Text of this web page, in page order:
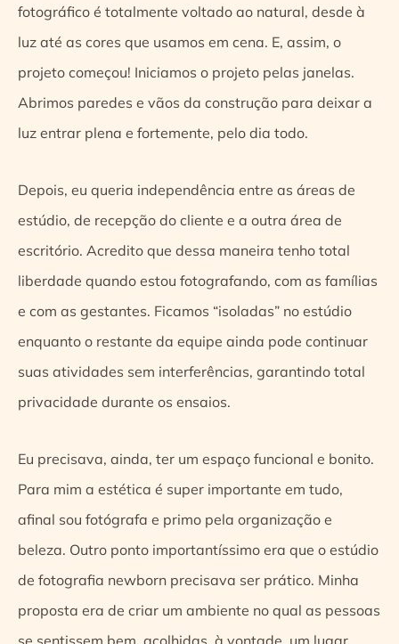
fotográfico é totalmente voltado ao natural, desde à
luz até as cores que usamos em cena. E, assim, o
projeto começou! Iniciamos o projeto pelas janelas.
Abrimos paredes e vãos da construção para deixar a
luz entrar plena e fortemente, pelo dia todo.
Depois, eu queria independência entre as áreas de
estúdio, de recepção do cliente e a outra área de
escritório. Acredito que dessa maneira tenho total
liberdade quando estou fotografando, com as famílias
e com as gestantes. Ficamos “isoladas” no estúdio
enquanto o restante da equipe ainda pode continuar
suas atividades sem interferências, garantindo total
privacidade durante os ensaios.
Eu precisava, ainda, ter um espaço funcional e bonito.
Para mim a estética é super importante em tudo,
afinal sou fotógrafa e primo pela organização e
beleza. Outro ponto importantíssimo era que o estúdio
de fotografia newborn precisava ser prático. Minha
proposta era de criar um ambiente no qual as pessoas